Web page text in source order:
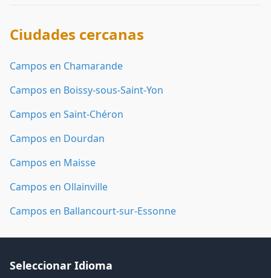
Ciudades cercanas
Campos en Chamarande
Campos en Boissy-sous-Saint-Yon
Campos en Saint-Chéron
Campos en Dourdan
Campos en Maisse
Campos en Ollainville
Campos en Ballancourt-sur-Essonne
Seleccionar Idioma